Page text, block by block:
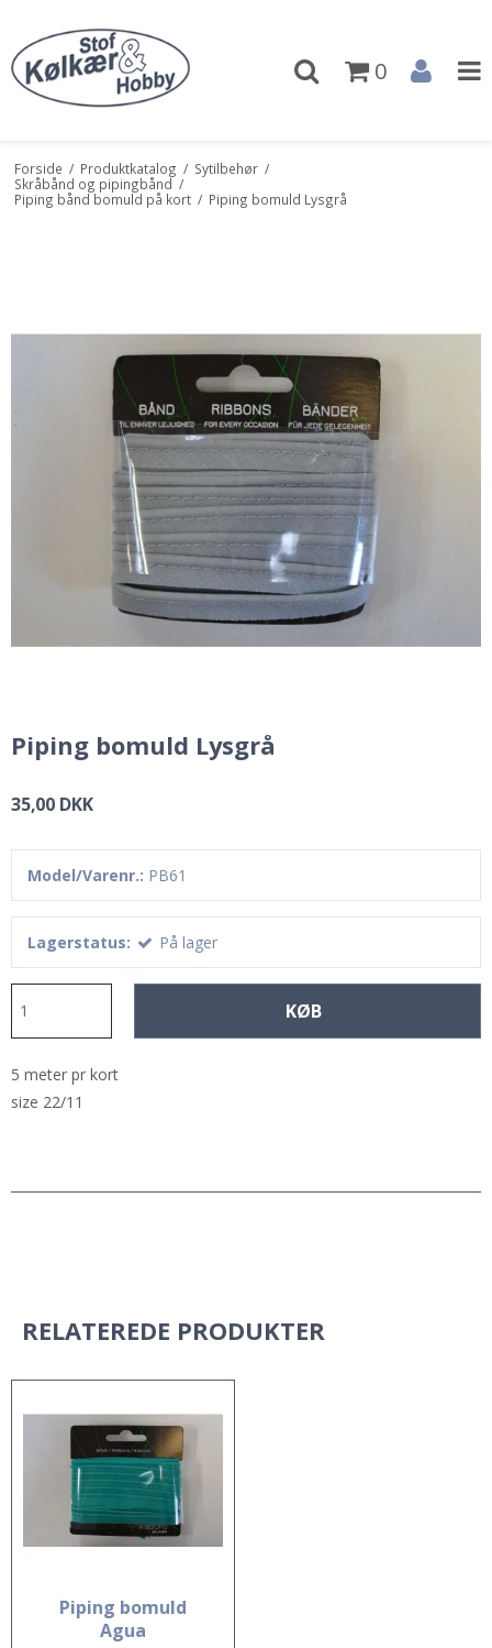
0
Forside / Produktkatalog / Sytilbehør /
Skråbånd og pipingbånd /
Piping bånd bomuld på kort / Piping bomuld Lysgrå
Piping bomuld Lysgrå
35,00 DKK
Model/Varenr.: PB61
Lagerstatus: På lager
KØB
5 meter pr kort
size 22/11
RELATEREDE PRODUKTER
Piping bomuld
Agua